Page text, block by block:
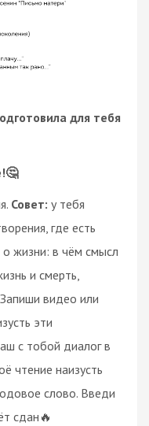
для тебя
Совет: у тебя
где есть
о жизни: в чём смысл
и смерть,
видео или
эти
с тобой диалог в
чтение наизусть
слово. Введи
сдан🔥